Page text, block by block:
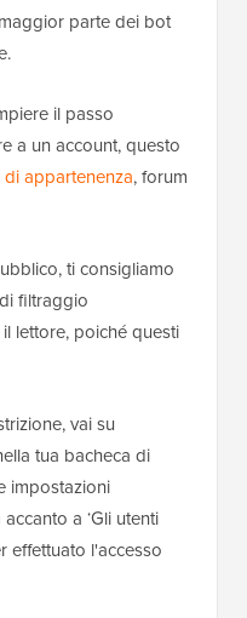
su
opzione, che puoi
Google
più perché Google
mentre
senza limiti.
commentare
chi è
a tutti, gli
i tuoi
i commenti ai